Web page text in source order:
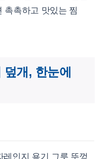
촉촉하고 맛있는 찜
개, 한눈에
레인지 용기 그릇 뚜껑